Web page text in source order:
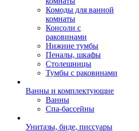
Комоды для ванной
комнаты
Консоли с
раковинами
Нижние тумбы
Пеналы, шкафы
Столешницы
Тумбы с раковинами
Ванны и комплектующие
Ванны
Спа-бассейны
Унитазы, биде, писсуары